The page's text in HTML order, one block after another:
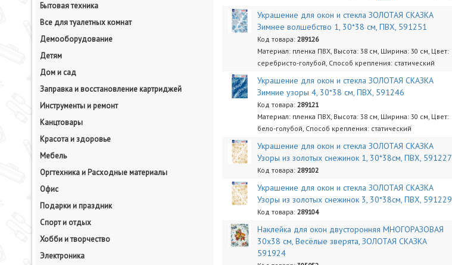
Бытовая техника
Все для туалетных комнат
Демооборудование
Детям
Дом и сад
Заправка и восстановление картриджей
Инструменты и ремонт
Канцтовары
Красота и здоровье
Мебель
Оргтехника и Расходные материалы
Офис
Подарки и праздник
Спорт и отдых
Хобби и творчество
Электроника
Украшение для окон и стекла ЗОЛОТАЯ СКАЗКА
Зимнее волшебство 1, 30*38 см, ПВХ, 591251
Код товара:289126
Материал: пленка ПВХ, Высота: 38 см, Ширина: 30 см, Цвет:
серебристо-голубой, Способ крепления: статический
Украшение для окон и стекла ЗОЛОТАЯ СКАЗКА
Зимние узоры 4, 30*38 см, ПВХ, 591246
Код товара:289121
Материал: пленка ПВХ, Высота: 38 см, Ширина: 30 см, Цвет:
бело-голубой, Способ крепления: статический
Украшение для окон и стекла ЗОЛОТАЯ СКАЗКА
Узоры из золотых снежинок 1, 30*38см, ПВХ, 591227
Код товара:289102
Украшение для окон и стекла ЗОЛОТАЯ СКАЗКА
Узоры из золотых снежинок 3, 30*38см, ПВХ, 591229
Код товара:289104
Наклейка для окон двусторонняя МНОГОРАЗОВАЯ
30х38 см, Весёлые зверята, ЗОЛОТАЯ СКАЗКА
591924